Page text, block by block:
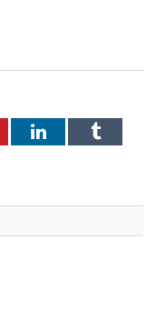
LinkedInTumblr